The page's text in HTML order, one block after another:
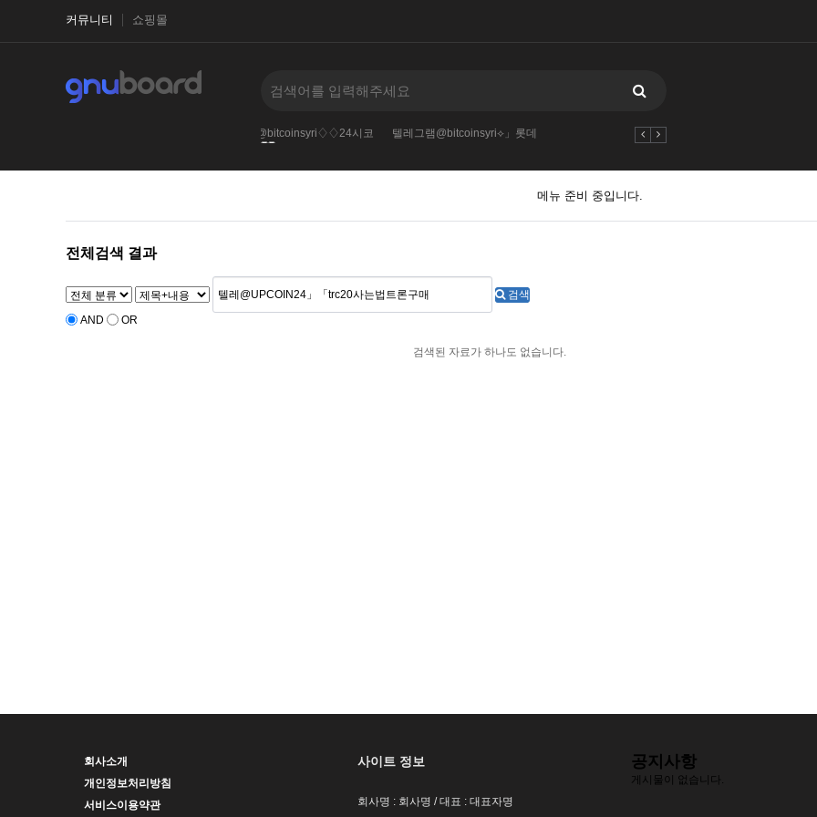
커뮤니티 쇼핑몰
TG@bitcoinsyri♢♢24시코
텔레그램@bitcoinsyri⟡」롯데
메뉴 준비 중입니다.
전체검색 결과
검색
AND OR
검색된 자료가 하나도 없습니다.
회사소개
개인정보처리방침
서비스이용약관
사이트 정보
회사명 : 회사명 / 대표 : 대표자명
공지사항
게시물이 없습니다.